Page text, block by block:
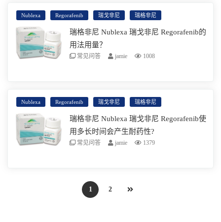
酸激酶，这些激酶在肿瘤的血管生成中发挥着
重要作用。瑞格非尼还可以抑制癌和肿瘤微环
境中的多种激酶。
Nublexa Regorafenib 瑞戈非尼 瑞格非尼
瑞格非尼 Nublexa 瑞戈非尼 Regorafenib的
用法用量？
常见问答 jamie 1008
信号通路。瑞戈非尼同时被批准适应多种消化
系统的恶性肿瘤，包括直肠癌，胃间质瘤，肝
癌等
Nublexa Regorafenib 瑞戈非尼 瑞格非尼
瑞格非尼 Nublexa 瑞戈非尼 Regorafenib使
用多长时间会产生耐药性?
常见问答 jamie 1379
多种肿瘤患者的治疗。瑞格非尼同时被批准适
应多种消化系统的恶性肿瘤，包括直肠癌，胃
1 2